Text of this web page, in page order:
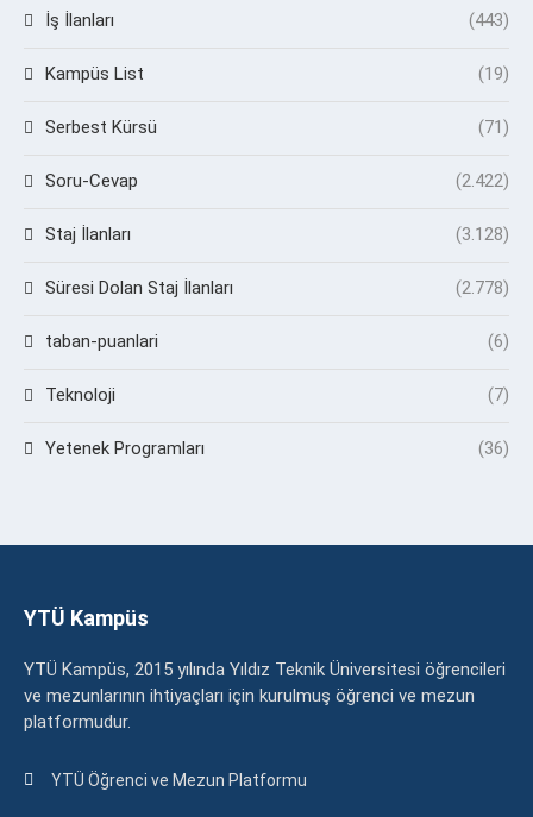
İş İlanları (443)
Kampüs List (19)
Serbest Kürsü (71)
Soru-Cevap (2.422)
Staj İlanları (3.128)
Süresi Dolan Staj İlanları (2.778)
taban-puanlari (6)
Teknoloji (7)
Yetenek Programları (36)
YTÜ Kampüs
YTÜ Kampüs, 2015 yılında Yıldız Teknik Üniversitesi öğrencileri
ve mezunlarının ihtiyaçları için kurulmuş öğrenci ve mezun
platformudur.
YTÜ Öğrenci ve Mezun Platformu